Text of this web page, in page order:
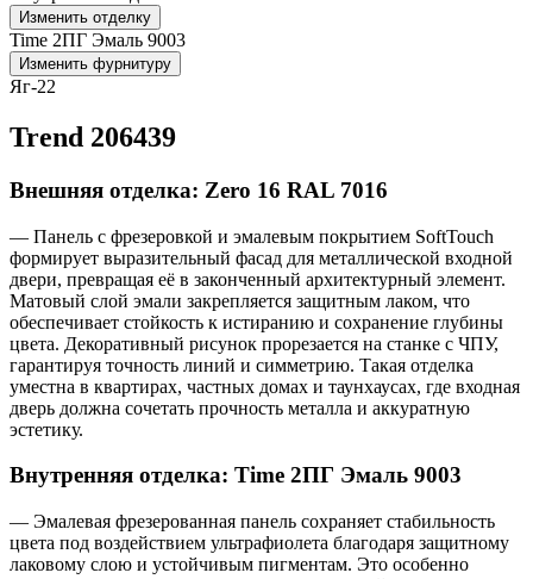
Изменить отделку
Time 2ПГ Эмаль 9003
Изменить фурнитуру
Яг-22
Trend 206439
Внешняя отделка: Zero 16 RAL 7016
— Панель с фрезеровкой и эмалевым покрытием SoftTouch
формирует выразительный фасад для металлической входной
двери, превращая её в законченный архитектурный элемент.
Матовый слой эмали закрепляется защитным лаком, что
обеспечивает стойкость к истиранию и сохранение глубины
цвета. Декоративный рисунок прорезается на станке с ЧПУ,
гарантируя точность линий и симметрию. Такая отделка
уместна в квартирах, частных домах и таунхаусах, где входная
дверь должна сочетать прочность металла и аккуратную
эстетику.
Внутренняя отделка: Time 2ПГ Эмаль 9003
— Эмалевая фрезерованная панель сохраняет стабильность
цвета под воздействием ультрафиолета благодаря защитному
лаковому слою и устойчивым пигментам. Это особенно